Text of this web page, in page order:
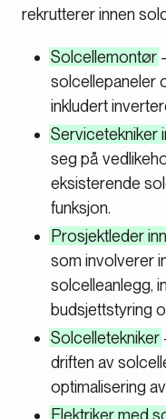
rekrutterer innen
Solcellemontør
solcellepaneler
inkludert
Servicetekniker
seg på
eksisterende
funksjon.
Prosjektleder
som involverer
solcelleanlegg,
budsjettstyring
Solcelletekniker
driften av
optimalisering
Elektriker med